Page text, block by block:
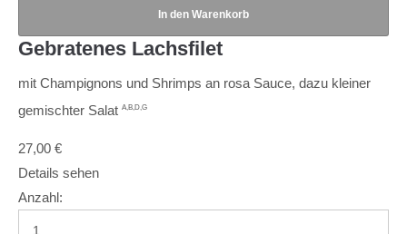
Gebratenes Lachsfilet
mit Champignons und Shrimps an rosa Sauce, dazu kleiner
gemischter Salat A,B,D,G
27,00 €
Details sehen
Anzahl: